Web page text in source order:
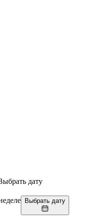
дату
Выбрать дату